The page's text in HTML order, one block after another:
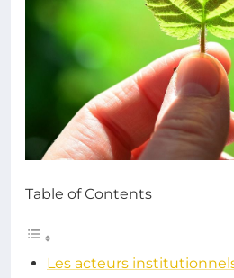
Table of Contents
Les acteurs